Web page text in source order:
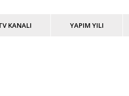
KANALI YAPIM YILI